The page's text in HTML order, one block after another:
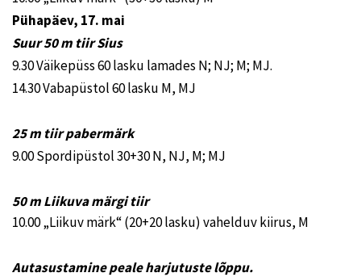
Pühapäev, 17. mai
Suur 50 m tiir Sius
9.30 Väikepüss 60 lasku lamades N; NJ; M; MJ.
14.30 Vabapüstol 60 lasku M, MJ
25 m tiir pabermärk
9.00 Spordipüstol 30+30 N, NJ, M; MJ
50 m Liikuva märgi tiir
10.00 „Liikuv märk“ (20+20 lasku) vahelduv kiirus, M
Autasustamine peale harjutuste lõppu.